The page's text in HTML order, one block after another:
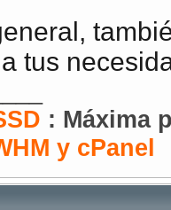
tus
: Máxima
y cPanel